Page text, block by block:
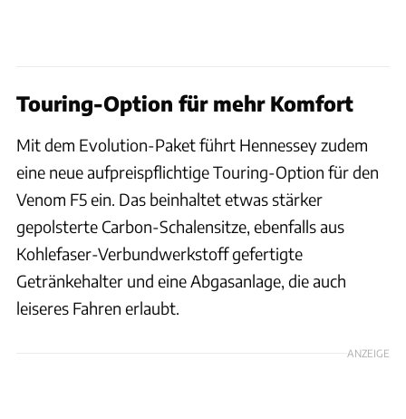
Touring-Option für mehr Komfort
Mit dem Evolution-Paket führt Hennessey zudem
eine neue aufpreispflichtige Touring-Option für den
Venom F5 ein. Das beinhaltet etwas stärker
gepolsterte Carbon-Schalensitze, ebenfalls aus
Kohlefaser-Verbundwerkstoff gefertigte
Getränkehalter und eine Abgasanlage, die auch
leiseres Fahren erlaubt.
ANZEIGE